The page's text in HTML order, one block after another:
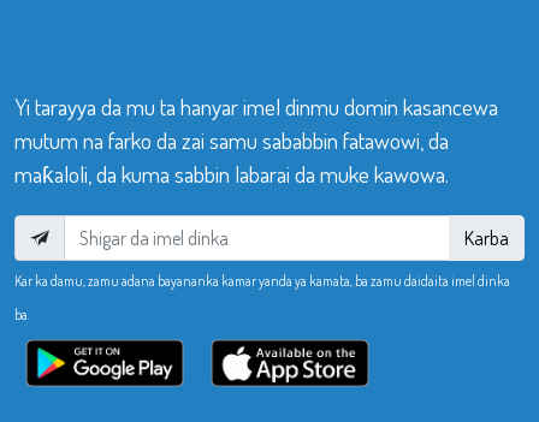
Yi tarayya da mu ta hanyar imel dinmu domin kasancewa
mutum na farko da zai samu sababbin fatawowi, da
maƙaloli, da kuma sabbin labarai da muke kawowa.
Karba
Kar ka damu, zamu adana bayananka kamar yanda ya kamata, ba zamu daidaita imel dinka
ba.